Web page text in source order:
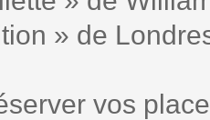
» de
vos